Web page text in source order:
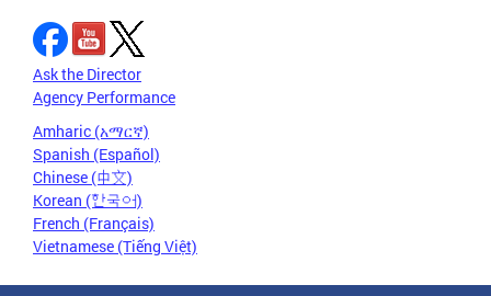
Ask the Director
Agency Performance
Amharic (አማርኛ)
Spanish (Español)
Chinese (中文)
Korean (한국어)
French (Français)
Vietnamese (Tiếng Việt)